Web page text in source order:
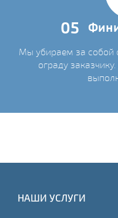
05
Мы убираем за собой
ограду
НАШИ УСЛУГИ